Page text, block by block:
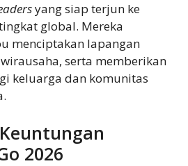
yang siap terjun ke
global. Mereka
menciptakan lapangan
serta memberikan
keluarga dan komunitas
2026